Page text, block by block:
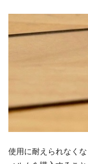
使用に耐えられなく